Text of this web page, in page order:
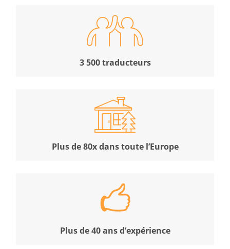
3 500 traducteurs
Plus de 80x dans toute l’Europe
Plus de 40 ans d’expérience